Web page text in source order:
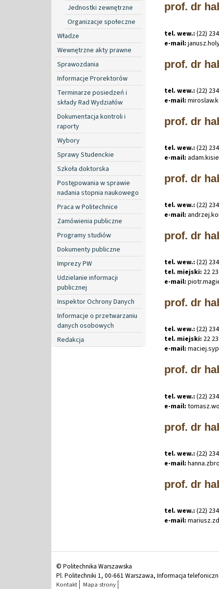
Jednostki zewnętrzne
Organizacje społeczne
Władze
Wewnętrzne akty prawne
Sprawozdania
Informacje Prorektorów
Terminarze posiedzeń i
składy Rad Wydziałów
Dokumentacja kontroli i
raporty
Wybory
Sprawy Studenckie
Szkoła doktorska
Postępowania w sprawie
nadania stopnia naukowego
Praca w Politechnice
Zamówienia publiczne
Programy studiów
Dokumenty publiczne
Imprezy PW
Udzielanie informacji
publicznej
Inspektor Ochrony Danych
Informacje o przetwarzaniu
danych osobowych
Redakcja
prof. dr
tel. wew.: (22)
e-mail: janusz.
prof. dr
tel. wew.: (22)
e-mail: miroslaw.
prof. dr
tel. wew.: (22)
e-mail: adam.
prof. dr
tel. wew.: (22)
e-mail: andrzej.
prof. dr
tel. wew.: (22)
tel. miejski: 22
e-mail: piotr.
prof. dr
tel. wew.: (22)
tel. miejski: 22
e-mail: maciej.
prof. dr
tel. wew.: (22)
e-mail: tomasz.
prof. dr
tel. wew.: (22)
e-mail: hanna.
prof. dr
tel. wew.: (22)
e-mail: mariusz.
© Politechnika Warszawska
Pl. Politechniki 1, 00-661 Warszawa, Informacja
Kontakt Mapa strony